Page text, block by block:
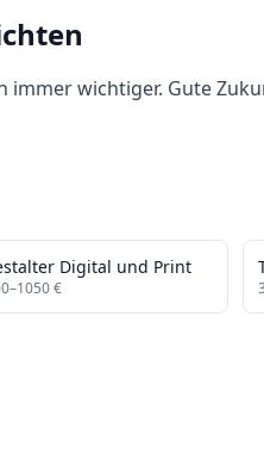
wichtiger. Gute
Digital und Print
–1050€